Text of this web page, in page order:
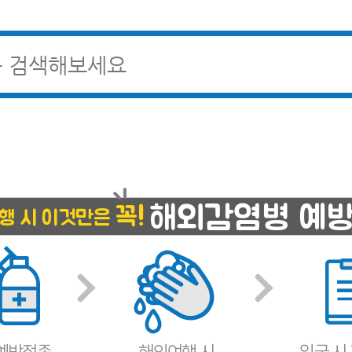
시 이것만은 꼭! 해외감염병 예